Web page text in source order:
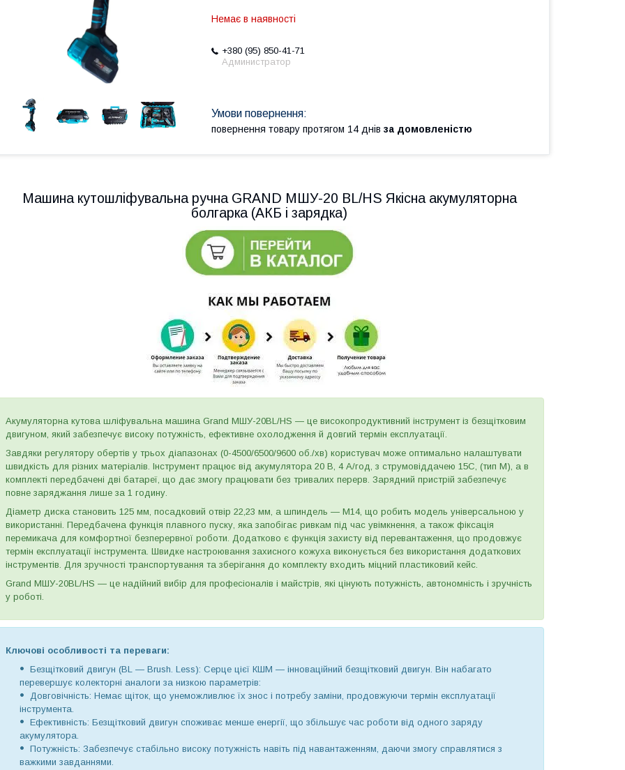
Немає в наявності
+380 (95) 850-41-71
Администратор
повернення товару протягом 14 днів за домовленістю
Машина кутошліфувальна ручна GRAND МШУ-20 BL/HS Якісна акумуляторна
болгарка (АКБ і зарядка)
Акумуляторна кутова шліфувальна машина Grand МШУ-20BL/HS — це високопродуктивний інструмент із безщітковим
двигуном, який забезпечує високу потужність, ефективне охолодження й довгий термін експлуатації.
Завдяки регулятору обертів у трьох діапазонах (0-4500/6500/9600 об./хв) користувач може оптимально налаштувати
швидкість для різних матеріалів. Інструмент працює від акумулятора 20 В, 4 А/год, з струмовіддачею 15С, (тип М), а в
комплекті передбачені дві батареї, що дає змогу працювати без тривалих перерв. Зарядний пристрій забезпечує
повне заряджання лише за 1 годину.
Діаметр диска становить 125 мм, посадковий отвір 22,23 мм, а шпиндель — M14, що робить модель універсальною у
використанні. Передбачена функція плавного пуску, яка запобігає ривкам під час увімкнення, а також фіксація
перемикача для комфортної безперервної роботи. Додатково є функція захисту від перевантаження, що продовжує
термін експлуатації інструмента. Швидке настроювання захисного кожуха виконується без використання додаткових
інструментів. Для зручності транспортування та зберігання до комплекту входить міцний пластиковий кейс.
Grand МШУ-20BL/HS — це надійний вибір для професіоналів і майстрів, які цінують потужність, автономність і зручність
у роботі.
Ключові особливості та переваги:
Безщітковий двигун (BL — Brush. Less): Серце цієї КШМ — інноваційний безщітковий двигун. Він набагато
перевершує колекторні аналоги за низкою параметрів:
Довговічність: Немає щіток, що унеможливлює їх знос і потребу заміни, продовжуючи термін експлуатації
інструмента.
Ефективність: Безщітковий двигун споживає менше енергії, що збільшує час роботи від одного заряду
акумулятора.
Потужність: Забезпечує стабільно високу потужність навіть під навантаженням, даючи змогу справлятися з
важкими завданнями.